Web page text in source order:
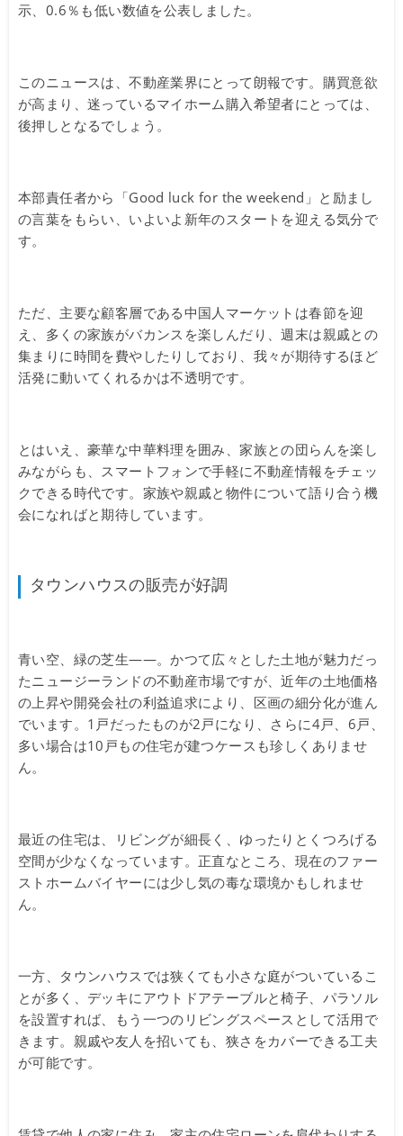
示、0.6％も低い数値を公表しました。
このニュースは、不動産業界にとって朗報です。購買意欲
が高まり、迷っているマイホーム購入希望者にとっては、
後押しとなるでしょう。
本部責任者から「Good luck for the weekend」と励まし
の言葉をもらい、いよいよ新年のスタートを迎える気分で
す。
ただ、主要な顧客層である中国人マーケットは春節を迎
え、多くの家族がバカンスを楽しんだり、週末は親戚との
集まりに時間を費やしたりしており、我々が期待するほど
活発に動いてくれるかは不透明です。
とはいえ、豪華な中華料理を囲み、家族との団らんを楽し
みながらも、スマートフォンで手軽に不動産情報をチェッ
クできる時代です。家族や親戚と物件について語り合う機
会になればと期待しています。
タウンハウスの販売が好調
青い空、緑の芝生——。かつて広々とした土地が魅力だっ
たニュージーランドの不動産市場ですが、近年の土地価格
の上昇や開発会社の利益追求により、区画の細分化が進ん
でいます。1戸だったものが2戸になり、さらに4戸、6戸、
多い場合は10戸もの住宅が建つケースも珍しくありませ
ん。
最近の住宅は、リビングが細長く、ゆったりとくつろげる
空間が少なくなっています。正直なところ、現在のファー
ストホームバイヤーには少し気の毒な環境かもしれませ
ん。
一方、タウンハウスでは狭くても小さな庭がついているこ
とが多く、デッキにアウトドアテーブルと椅子、パラソル
を設置すれば、もう一つのリビングスペースとして活用で
きます。親戚や友人を招いても、狭さをカバーできる工夫
が可能です。